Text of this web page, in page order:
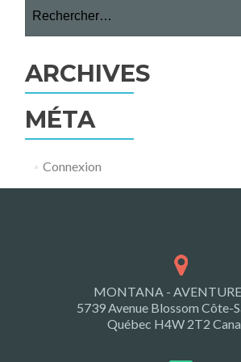
ARCHIVES
MÉTA
Connexion
MONTANA -
5739 Avenue Blossom Côte-
Québec H4W 2T2